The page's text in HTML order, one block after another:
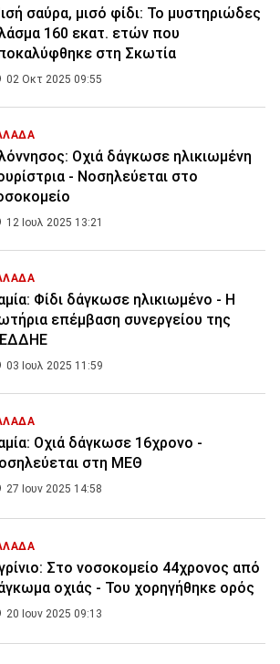
σαύρα, μισό φίδι: Το μυστηριώδες
160 εκατ. ετών που
στη Σκωτία
02 Οκτ 2025 09:55
Οχιά δάγκωσε ηλικιωμένη
- Νοσηλεύεται στο
12 Ιουλ 2025 13:21
Φίδι δάγκωσε ηλικιωμένο - Η
επέμβαση συνεργείου της
03 Ιουλ 2025 11:59
Οχιά δάγκωσε 16χρονο -
στη ΜΕΘ
27 Ιουν 2025 14:58
Στο νοσοκομείο 44χρονος από
οχιάς - Του χορηγήθηκε ορός
20 Ιουν 2025 09:13